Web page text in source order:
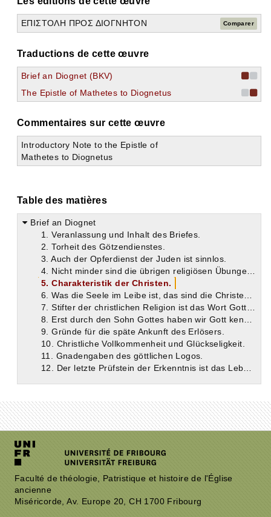
ΕΠΙΣΤΟΛΗ ΠΡΟΣ ΔΙΟΓΝΗΤΟΝ Comparer
Traductions de cette œuvre
Brief an Diognet (BKV)
The Epistle of Mathetes to Diognetus
Commentaires sur cette œuvre
Introductory Note to the Epistle of
Mathetes to Diognetus
Table des matières
Brief an Diognet
1. Veranlassung und Inhalt des Briefes.
2. Torheit des Götzendienstes.
3. Auch der Opferdienst der Juden ist sinnlos.
5. Charakteristik der Christen.
9. Gründe für die späte Ankunft des Erlösers.
10. Christliche Vollkommenheit und Glückseligkeit.
11. Gnadengaben des göttlichen Logos.
Faculté de théologie, Patristique et histoire de l'Église
ancienne
Miséricorde, Av. Europe 20, CH 1700 Fribourg